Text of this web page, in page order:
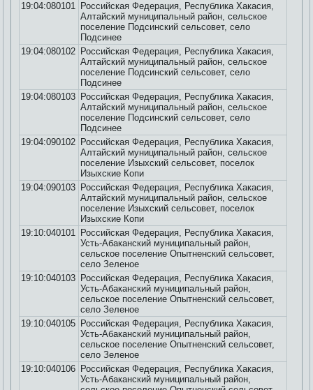
19:04:080101 Российская Федерация, Республика Хакасия,
Алтайский муниципальный район, сельское
поселение Подсинский сельсовет, село
Подсинее
19:04:080102 Российская Федерация, Республика Хакасия,
Алтайский муниципальный район, сельское
поселение Подсинский сельсовет, село
Подсинее
19:04:080103 Российская Федерация, Республика Хакасия,
Алтайский муниципальный район, сельское
поселение Подсинский сельсовет, село
Подсинее
19:04:090102 Российская Федерация, Республика Хакасия,
Алтайский муниципальный район, сельское
поселение Изыхский сельсовет, поселок
Изыхские Копи
19:04:090103 Российская Федерация, Республика Хакасия,
Алтайский муниципальный район, сельское
поселение Изыхский сельсовет, поселок
Изыхские Копи
19:10:040101 Российская Федерация, Республика Хакасия,
Усть-Абаканский муниципальный район,
сельское поселение Опытненский сельсовет,
село Зеленое
19:10:040103 Российская Федерация, Республика Хакасия,
Усть-Абаканский муниципальный район,
сельское поселение Опытненский сельсовет,
село Зеленое
19:10:040105 Российская Федерация, Республика Хакасия,
Усть-Абаканский муниципальный район,
сельское поселение Опытненский сельсовет,
село Зеленое
19:10:040106 Российская Федерация, Республика Хакасия,
Усть-Абаканский муниципальный район,